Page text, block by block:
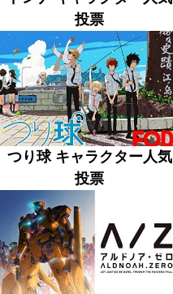
投票
つり球 キャラクター人気
投票